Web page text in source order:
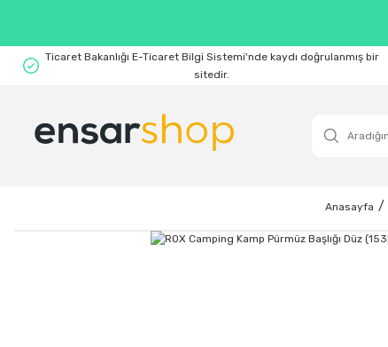
Ticaret Bakanlığı E-Ticaret Bilgi Sistemi'nde kaydı doğrulanmış bir
sitedir.
Anasayfa